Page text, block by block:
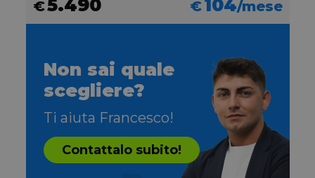
€5.490 €104/mese
Non sai quale
scegliere?
Ti aiuta Francesco!
Contattalo subito!